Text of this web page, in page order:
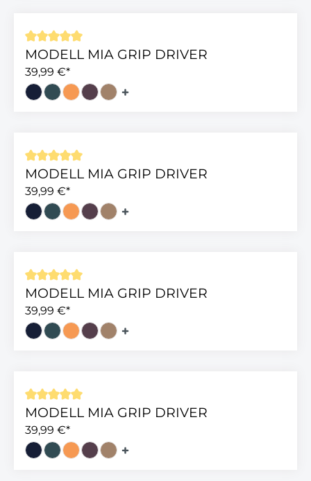
Durchschnittliche Bewertung von 5 von 5
MODELL MIA GRIP DRIVER
39,99 €*
Durchschnittliche Bewertung von 5 von 5
MODELL MIA GRIP DRIVER
39,99 €*
Durchschnittliche Bewertung von 5 von 5
MODELL MIA GRIP DRIVER
39,99 €*
Durchschnittliche Bewertung von 5 von 5
MODELL MIA GRIP DRIVER
39,99 €*